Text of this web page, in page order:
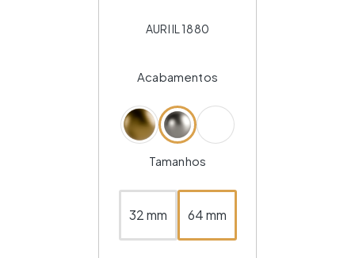
AURI IL 1880
Acabamentos
Tamanhos
32 mm 64 mm